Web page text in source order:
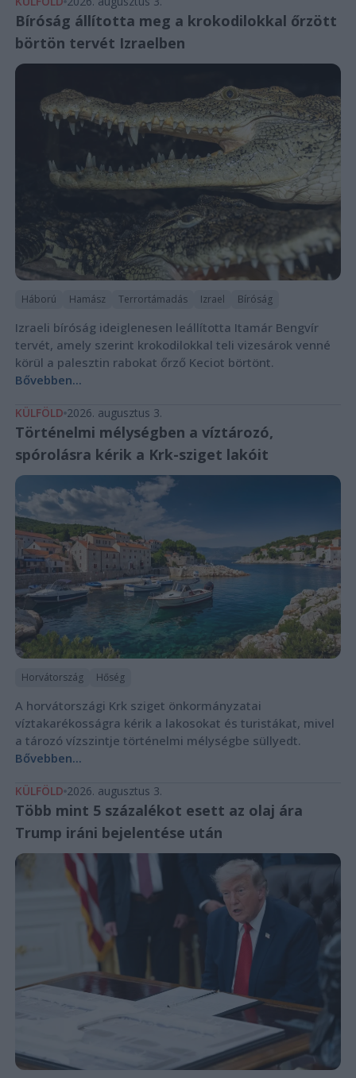
Bíróság állította meg a krokodilokkal őrzött
börtön tervét Izraelben
Háború Hamász Terrortámadás Izrael Bíróság
Izraeli bíróság ideiglenesen leállította Itamár Bengvír
tervét, amely szerint krokodilokkal teli vizesárok venné
körül a palesztin rabokat őrző Keciot börtönt.
Bővebben...
KÜLFÖLD 2026. augusztus 3.
Történelmi mélységben a víztározó,
spórolásra kérik a Krk-sziget lakóit
Horvátország Hőség
A horvátországi Krk sziget önkormányzatai
víztakarékosságra kérik a lakosokat és turistákat, mivel
a tározó vízszintje történelmi mélységbe süllyedt.
Bővebben...
KÜLFÖLD 2026. augusztus 3.
Több mint 5 százalékot esett az olaj ára
Trump iráni bejelentése után